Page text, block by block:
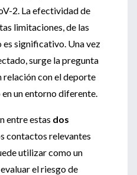
2. La efectividad de
limitaciones, de las
significativo. Una vez
surge la pregunta
relación con el deporte
en un entorno diferente.
entre estas dos
contactos relevantes
utilizar como un
el riesgo de